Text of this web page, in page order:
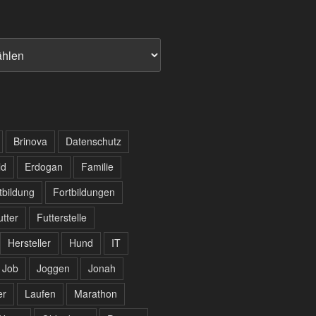
Brinova
Datenschutz
Erdogan
Familie
Fortbildungen
Futterstelle
Hersteller Hund
IT
Job Joggen
Jonah
Laufen
Marathon